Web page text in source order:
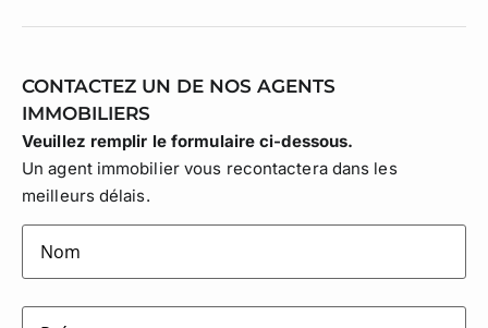
CONTACTEZ UN DE NOS AGENTS
IMMOBILIERS
Veuillez remplir le formulaire ci-dessous.
Un agent immobilier vous recontactera dans les
meilleurs délais.
lastname(Nécessaire)
firstname(Nécessaire)